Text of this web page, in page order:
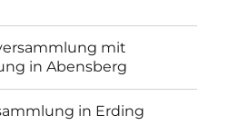
mit
in Abensberg
in Erding